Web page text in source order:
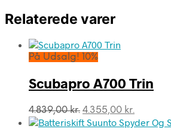
Relaterede varer
På Udsalg! 10%
Scubapro A700 Trin
4.839,00kr. Den
oprindelige
4.355,00 kr.
aktuelle